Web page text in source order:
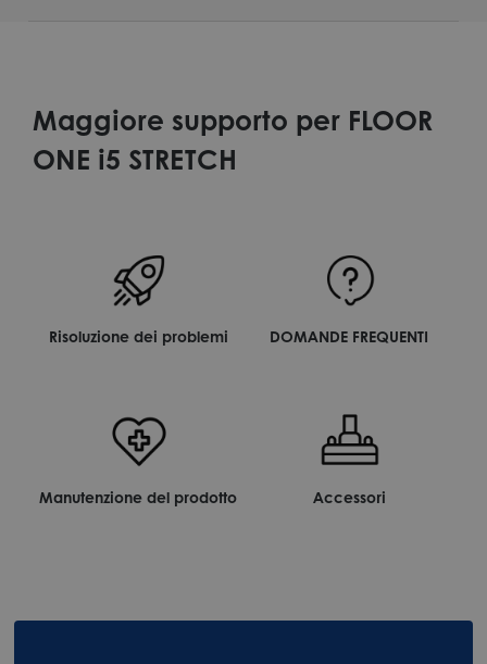
Maggiore supporto per FLOOR
ONE i5 STRETCH
Risoluzione dei problemi DOMANDE FREQUENTI
Manutenzione del prodotto Accessori